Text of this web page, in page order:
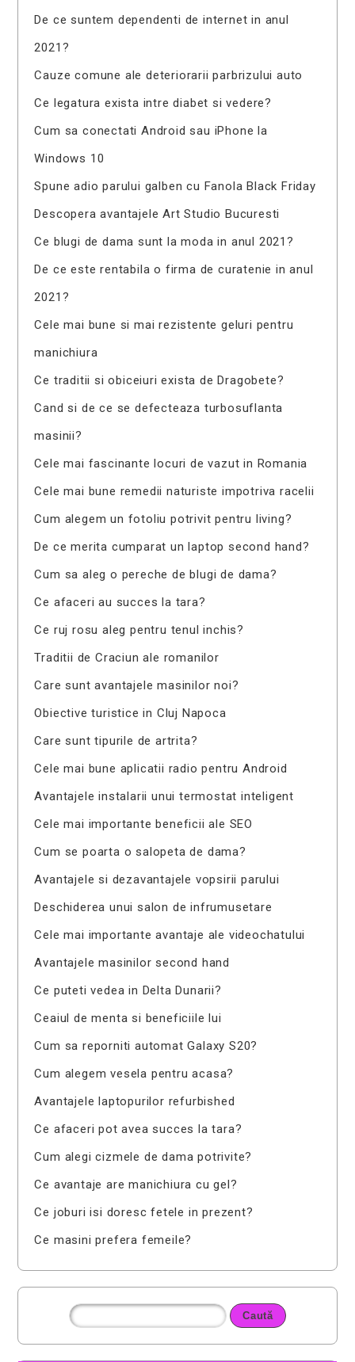
De ce suntem dependenti de internet in anul
2021?
Cauze comune ale deteriorarii parbrizului auto
Ce legatura exista intre diabet si vedere?
Cum sa conectati Android sau iPhone la
Windows 10
Spune adio parului galben cu Fanola Black Friday
Descopera avantajele Art Studio Bucuresti
Ce blugi de dama sunt la moda in anul 2021?
De ce este rentabila o firma de curatenie in anul
2021?
Cele mai bune si mai rezistente geluri pentru
manichiura
Ce traditii si obiceiuri exista de Dragobete?
Cand si de ce se defecteaza turbosuflanta
masinii?
Cele mai fascinante locuri de vazut in Romania
Cele mai bune remedii naturiste impotriva racelii
Cum alegem un fotoliu potrivit pentru living?
De ce merita cumparat un laptop second hand?
Cum sa aleg o pereche de blugi de dama?
Ce afaceri au succes la tara?
Ce ruj rosu aleg pentru tenul inchis?
Traditii de Craciun ale romanilor
Care sunt avantajele masinilor noi?
Obiective turistice in Cluj Napoca
Care sunt tipurile de artrita?
Cele mai bune aplicatii radio pentru Android
Avantajele instalarii unui termostat inteligent
Cele mai importante beneficii ale SEO
Cum se poarta o salopeta de dama?
Avantajele si dezavantajele vopsirii parului
Deschiderea unui salon de infrumusetare
Cele mai importante avantaje ale videochatului
Avantajele masinilor second hand
Ce puteti vedea in Delta Dunarii?
Ceaiul de menta si beneficiile lui
Cum sa reporniti automat Galaxy S20?
Cum alegem vesela pentru acasa?
Avantajele laptopurilor refurbished
Ce afaceri pot avea succes la tara?
Cum alegi cizmele de dama potrivite?
Ce avantaje are manichiura cu gel?
Ce joburi isi doresc fetele in prezent?
Ce masini prefera femeile?